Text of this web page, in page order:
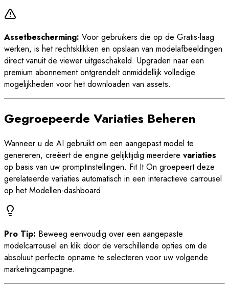
Assetbescherming: Voor gebruikers die op de Gratis-laag
werken, is het rechtsklikken en opslaan van modelafbeeldingen
direct vanuit de viewer uitgeschakeld. Upgraden naar een
premium abonnement ontgrendelt onmiddellijk volledige
mogelijkheden voor het downloaden van assets.
Gegroepeerde Variaties Beheren
Wanneer u de AI gebruikt om een aangepast model te
genereren, creëert de engine gelijktijdig meerdere variaties
op basis van uw promptinstellingen. Fit It On groepeert deze
gerelateerde variaties automatisch in een interactieve carrousel
op het Modellen-dashboard.
Pro Tip: Beweeg eenvoudig over een aangepaste
modelcarrousel en klik door de verschillende opties om de
absoluut perfecte opname te selecteren voor uw volgende
marketingcampagne.